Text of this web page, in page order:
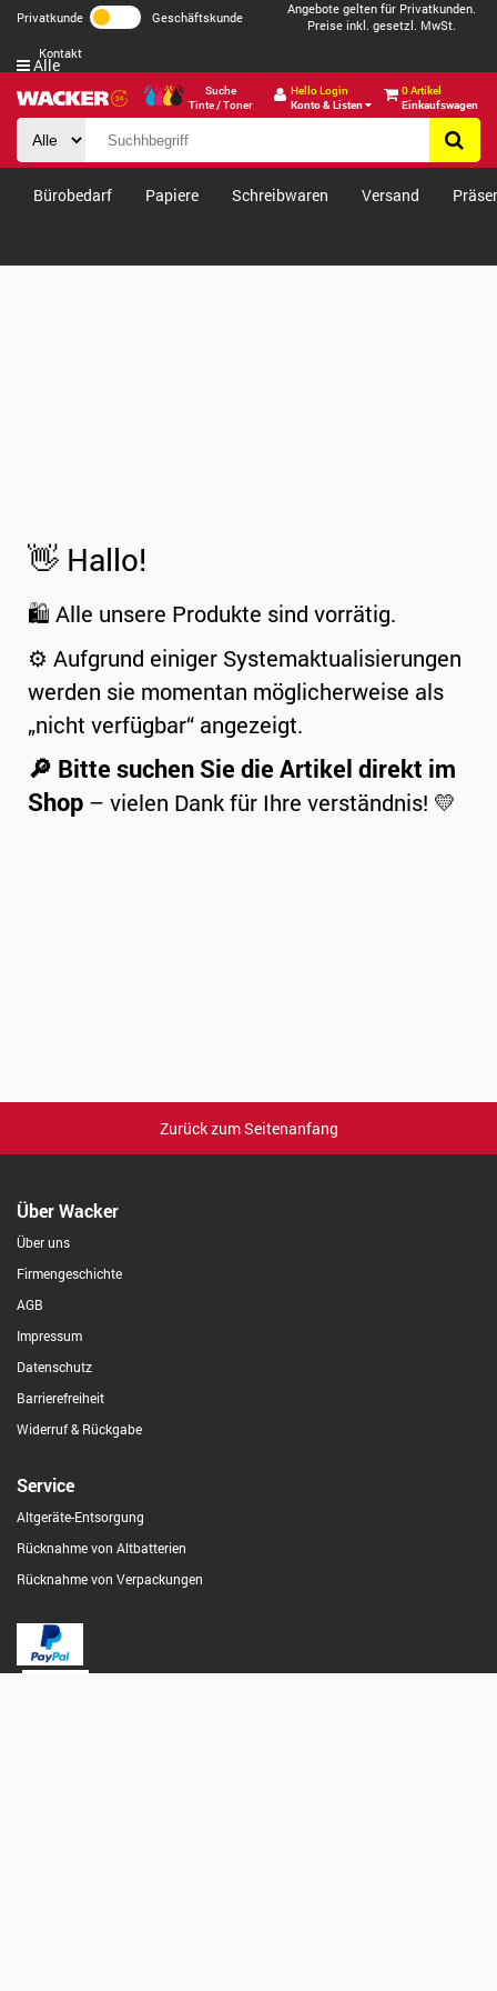
Privatkunde Geschäftskunde
Angebote gelten für Privatkunden.
Preise inkl. gesetzl. MwSt.
Kontakt
Suche
Tinte / Toner
Hello Login
Konto & Listen
0 Artikel
Einkaufswagen
Alle
Bürobedarf Papiere Schreibwaren Versand
👋 Hallo!
🛍️ Alle unsere Produkte sind vorrätig.
⚙️ Aufgrund einiger Systemaktualisierungen
werden sie momentan möglicherweise als
„nicht verfügbar“ angezeigt.
🔎 Bitte suchen Sie die Artikel direkt im
Shop – vielen Dank für Ihre verständnis! 💛
Zurück zum Seitenanfang
Über Wacker
Über uns
Firmengeschichte
AGB
Impressum
Datenschutz
Barrierefreiheit
Widerruf & Rückgabe
Service
Altgeräte-Entsorgung
Rücknahme von Altbatterien
Rücknahme von Verpackungen